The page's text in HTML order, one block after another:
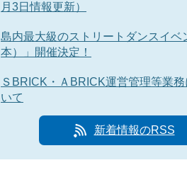
月3日情報更新）
島内最大級のストリートダンスイ
本）」開催決定！
ＳBRICK・ＡBRICK運営管理等業
いて
新着情報のRSS